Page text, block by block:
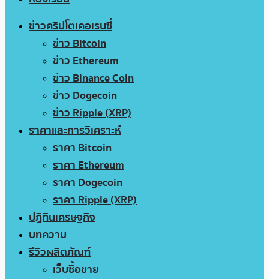
ข่าวคริปโตเคอเรนซี่
ข่าว Bitcoin
ข่าว Ethereum
ข่าว Binance Coin
ข่าว Dogecoin
ข่าว Ripple (XRP)
ราคาและการวิเคราะห์
ราคา Bitcoin
ราคา Ethereum
ราคา Dogecoin
ราคา Ripple (XRP)
ปฏิทินเศรษฐกิจ
บทความ
รีวิวผลิตภัณฑ์
เว็บซื้อขาย